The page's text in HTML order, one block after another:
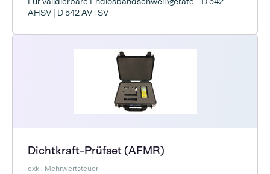
AHSV | D 542 AVTSV
Dichtkraft-Prüfset (AFMR)
exkl. Mehrwertsteuer